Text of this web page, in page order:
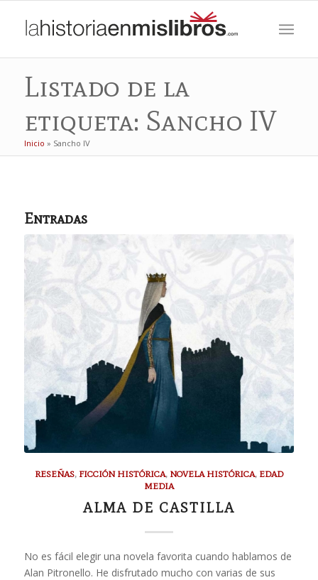
Listado de la
etiqueta: Sancho IV
Inicio » Sancho IV
Entradas
RESEÑAS, FICCIÓN HISTÓRICA, NOVELA HISTÓRICA, EDAD
MEDIA
ALMA DE CASTILLA
No es fácil elegir una novela favorita cuando hablamos de
Alan Pitronello. He disfrutado mucho con varias de sus